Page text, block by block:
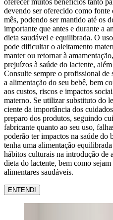
oferecer muitos benefícios tanto
devendo ser oferecido como
mês, podendo ser mantido até os
importante que antes e durante a
dieta saudável e equilibrada. O
pode dificultar o aleitamento
manter ou retornar à
prejuízos à saúde do lactente,
Consulte sempre o profissional de
a alimentação do seu bebê, bem
aos custos, riscos e impactos
materno. Se utilizar substituto do
ciente da importância dos
preparo dos produtos, seguindo
fabricante quanto ao seu uso,
poderão ter impactos na saúde do
tenha uma alimentação
hábitos culturais na introdução de
dieta do lactente, bem como
alimentares saudáveis.
ENTENDI